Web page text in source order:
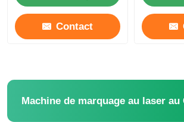
Contact
Machine de marquage au laser au